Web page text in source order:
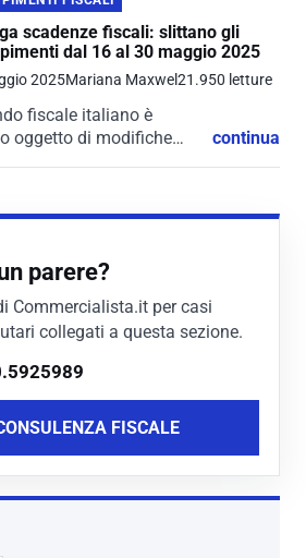
su IRPEF, IRES,
del...
scadenze fiscali: slittano gli
dal 16 al 30 maggio 2025
2025Mariana Maxwel21.950 letture
fiscale italiano è
oggetto di modifiche
ciò che è accaduto con...
continua
parere?
Commercialista.it per casi
collegati a questa sezione.
FISCALE